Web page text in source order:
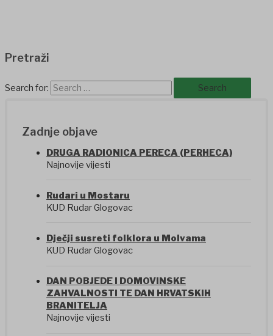
Pretraži
Search for:
Zadnje objave
DRUGA RADIONICA PERECA (PERHECA)
Najnovije vijesti
Rudari u Mostaru
KUD Rudar Glogovac
Dječji susreti folklora u Molvama
KUD Rudar Glogovac
DAN POBJEDE I DOMOVINSKE
ZAHVALNOSTI TE DAN HRVATSKIH
BRANITELJA
Najnovije vijesti